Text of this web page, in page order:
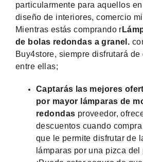
particularmente para aquellos
diseño de interiores, comercio
Mientras estás comprando r
de bolas redondas a granel.
Buy4store, siempre disfrutará
entre ellas;
Captarás las mejores
por mayor lámparas de
redondas proveedor,
descuentos cuando
que le permite disfrutar de
lámparas por una pizca